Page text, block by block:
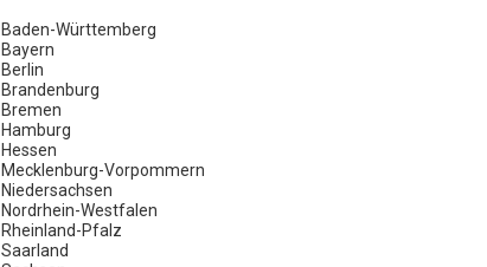
Baden-Württemberg
Bayern
Berlin
Brandenburg
Bremen
Hamburg
Hessen
Mecklenburg-Vorpommern
Niedersachsen
Nordrhein-Westfalen
Rheinland-Pfalz
Saarland